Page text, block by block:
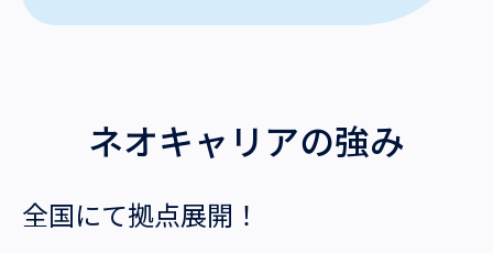
ネオキャリアの強み
全国にて拠点展開！